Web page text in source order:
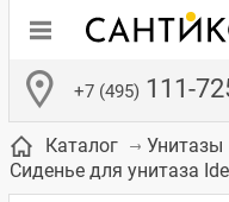
+7 (495) 111-
Каталог Унитазы
Сиденье для унитаза